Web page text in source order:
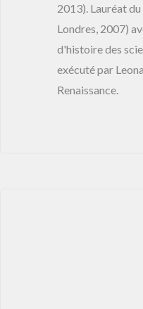
2013). Lauréat
Londres, 2007)
d'histoire des
exécuté par
Renaissance.